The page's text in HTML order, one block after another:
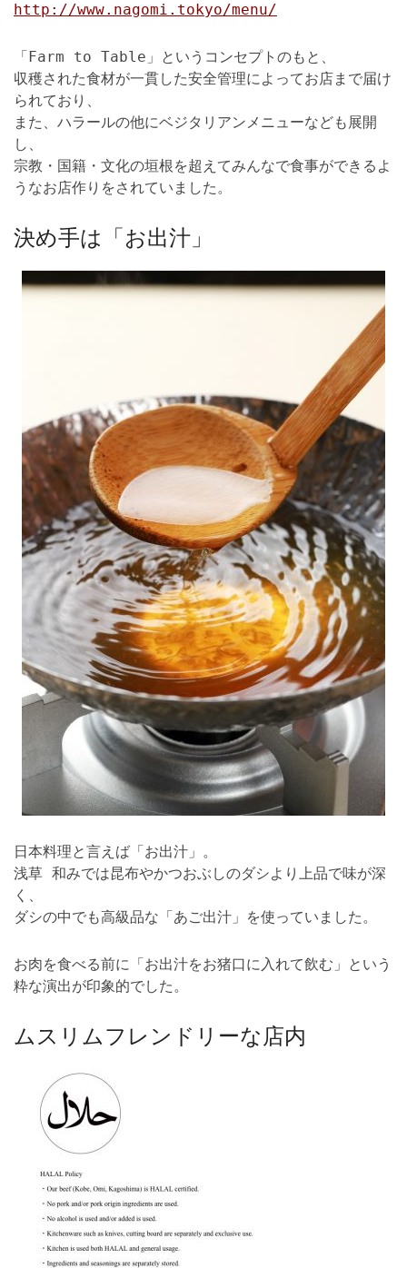
http://www.nagomi.tokyo/menu/
「Farm to Table」というコンセプトのもと、
収穫された食材が一貫した安全管理によってお店まで届け
られており、
また、ハラールの他にベジタリアンメニューなども展開
し、
宗教・国籍・文化の垣根を超えてみんなで食事ができるよ
うなお店作りをされていました。
決め手は「お出汁」
日本料理と言えば「お出汁」。
浅草 和みでは昆布やかつおぶしのダシより上品で味が深
く、
ダシの中でも高級品な「あご出汁」を使っていました。
お肉を食べる前に「お出汁をお猪口に入れて飲む」という
粋な演出が印象的でした。
ムスリムフレンドリーな店内